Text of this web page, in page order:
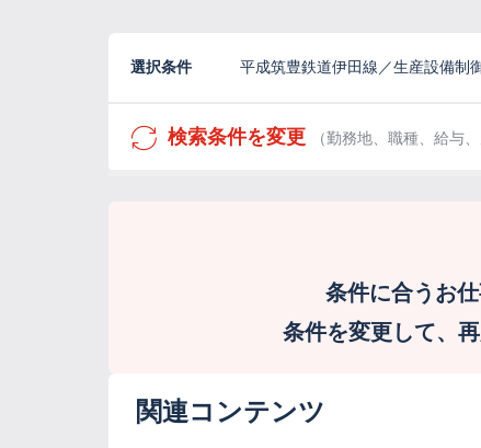
選択条件 平成筑豊鉄道伊田線／生産設備制
検索条件を変更 （勤務地、職種、給与
条件に合うお
条件を変更して、
関連コンテンツ